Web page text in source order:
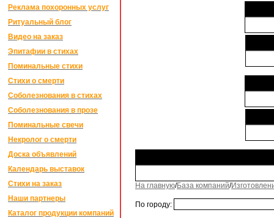
Реклама похоронных услуг
Ритуальный блог
Видео на заказ
Эпитафии в стихах
Поминальные стихи
Стихи о смерти
Соболезнования в стихах
Соболезнования в прозе
Поминальные свечи
Некролог о смерти
Доска объявлений
Календарь выставок
Стихи на заказ
Наши партнеры
Каталог продукции компаний
На главную/База компаний/
По городу: